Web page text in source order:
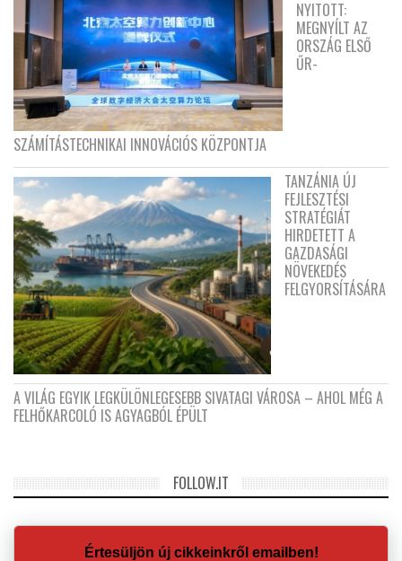
NYITOTT:
MEGNYÍLT AZ
ORSZÁG ELSŐ
ŰR-
SZÁMÍTÁSTECHNIKAI INNOVÁCIÓS KÖZPONTJA
TANZÁNIA ÚJ
FEJLESZTÉSI
STRATÉGIÁT
HIRDETETT A
GAZDASÁGI
NÖVEKEDÉS
FELGYORSÍTÁSÁRA
A VILÁG EGYIK LEGKÜLÖNLEGESEBB SIVATAGI VÁROSA – AHOL MÉG A
FELHŐKARCOLÓ IS AGYAGBÓL ÉPÜLT
FOLLOW.IT
Értesüljön új cikkeinkről emailben!